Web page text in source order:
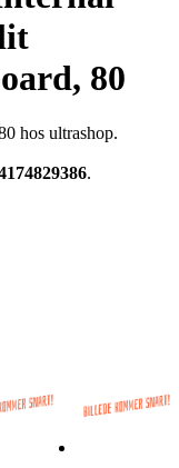
80
hos ultrashop.
.